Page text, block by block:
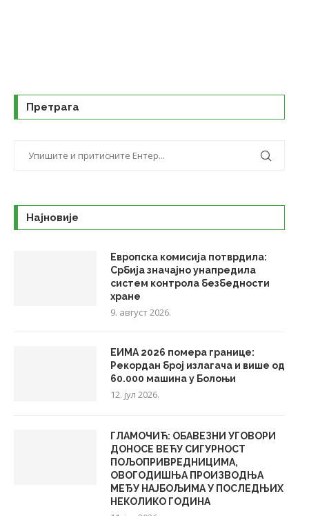
Претрага
Најновије
Европска комисија потврдила:
Србија значајно унапредила
систем контрола безбедности
хране
9. август 2026.
ЕИМА 2026 помера границе:
Рекордан број излагача и више од
60.000 машина у Болоњи
12. јул 2026.
ГЛАМОЧИЋ: ОБАВЕЗНИ УГОВОРИ
ДОНОСЕ ВЕЋУ СИГУРНОСТ
ПОЉОПРИВРЕДНИЦИМА,
ОВОГОДИШЊА ПРОИЗВОДЊА
МЕЂУ НАЈБОЉИМА У ПОСЛЕДЊИХ
НЕКОЛИКО ГОДИНА